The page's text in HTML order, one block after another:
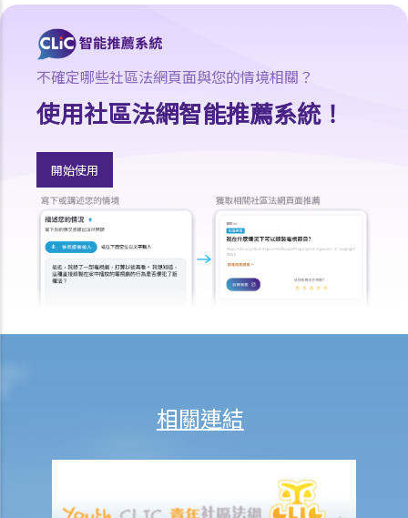
遺囑中完全不提她的名字。我可否這樣做？
4. 立遺囑人可以同時訂立多份遺囑嗎？
5. 立遺囑人可以在遺囑中處理他的海外財產嗎？
6. 立遺囑人可以分別訂立處置香港和海外財產的兩份遺囑嗎？
7. 破產人士可以被委任為遺囑執行人/遺產管理人嗎？
9. 如果遺囑未能遵循法律要求會怎麼樣？
修改遺囑
1. 我有什麼方法可以修改我的遺囑？
2. 什麽是遺囑更改附件？
撤銷遺囑
取得授予遺囑認證（有遺囑）與取得授予遺產管理書（無遺囑）
3. 授予遺囑認證
不確定哪些社區法網頁面與您的情境相關？
使用社區法網智能推薦系統！
開始使用
相關連結